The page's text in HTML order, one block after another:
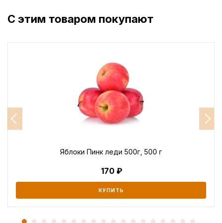
С этим товаром покупают
Яблоки Пинк леди 500г, 500 г
170
КУПИТЬ